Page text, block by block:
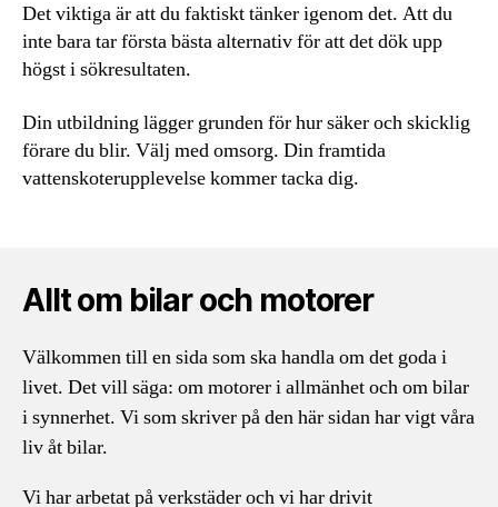
Det viktiga är att du faktiskt tänker igenom det. Att du
inte bara tar första bästa alternativ för att det dök upp
högst i sökresultaten.
Din utbildning lägger grunden för hur säker och skicklig
förare du blir. Välj med omsorg. Din framtida
vattenskoterupplevelse kommer tacka dig.
Allt om bilar och motorer
Välkommen till en sida som ska handla om det goda i
livet. Det vill säga: om motorer i allmänhet och om bilar
i synnerhet. Vi som skriver på den här sidan har vigt våra
liv åt bilar.
Vi har arbetat på verkstäder och vi har drivit